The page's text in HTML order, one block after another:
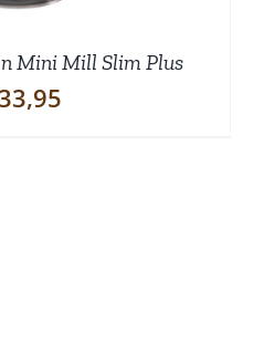
Mini Mill Slim Plus
33,95